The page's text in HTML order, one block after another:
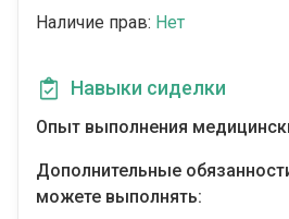
Наличие прав: Нет
Навыки сиделки
Опыт выполнения
Дополнительные
можете выполнять: